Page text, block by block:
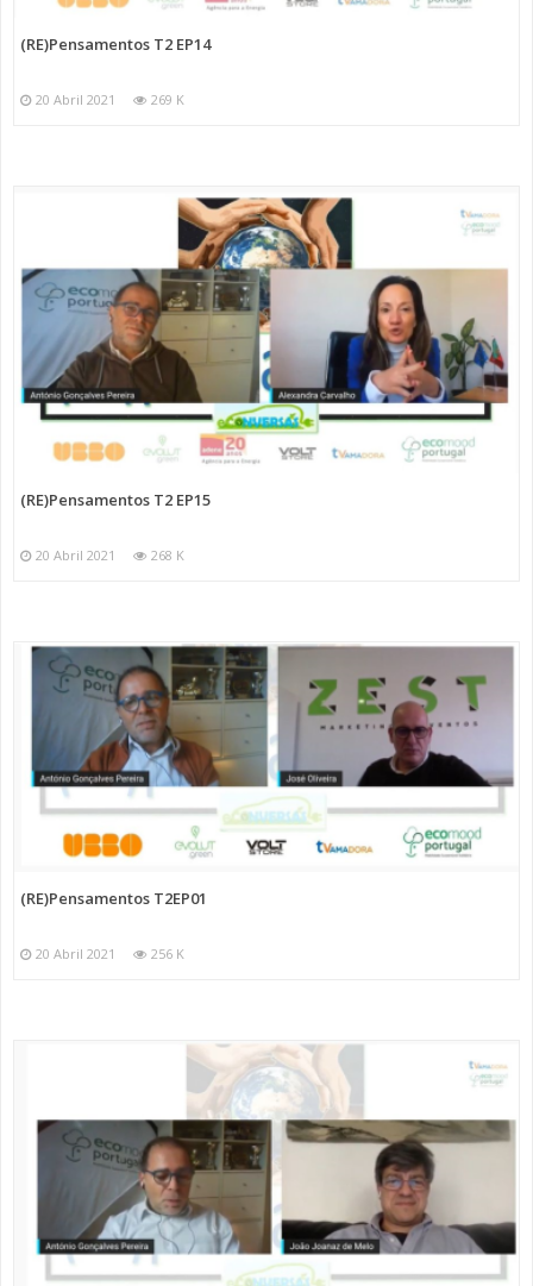
(RE)Pensamentos T2 EP14
20 Abril 2021 269 K
(RE)Pensamentos T2 EP15
20 Abril 2021 268 K
(RE)Pensamentos T2EP01
20 Abril 2021 256 K